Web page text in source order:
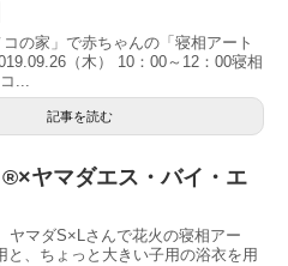
の家」で赤ちゃんの「寝相アート
（木） 10：00～12：00寝相
...
記事を読む
ヤマダエス・バイ・エ
ヤマダS×Lさんで花火の寝相アー
と、ちょっと大きい子用の浴衣を用